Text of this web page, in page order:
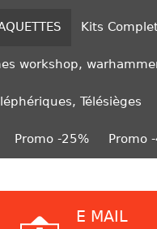
Kits
workshop,
Télésièges
Promo -25% Promo
E MAIL